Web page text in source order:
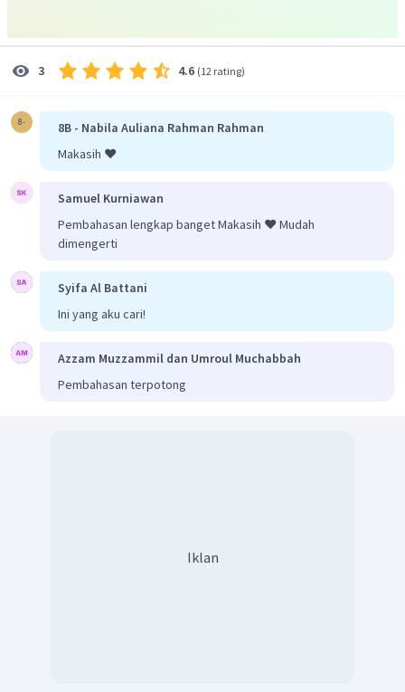
3 4.6 (12 rating)
8-
8B - Nabila Auliana Rahman Rahman
Makasih ❤️
Samuel Kurniawan
Pembahasan lengkap banget Makasih ❤️ Mudah
dimengerti
Syifa Al Battani
Ini yang aku cari!
Azzam Muzzammil dan Umroul Muchabbah
Pembahasan terpotong
Iklan